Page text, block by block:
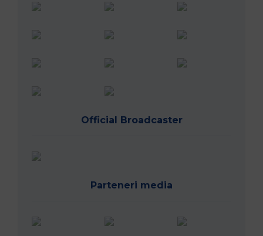
Official Broadcaster
Parteneri media